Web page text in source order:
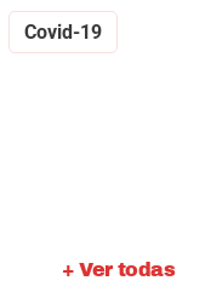
Covid-19
+ Ver todas